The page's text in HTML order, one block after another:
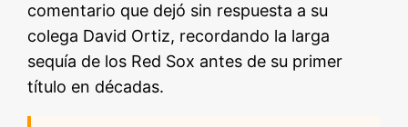
comentario que dejó sin respuesta a su
colega David Ortiz, recordando la larga
sequía de los Red Sox antes de su primer
título en décadas.